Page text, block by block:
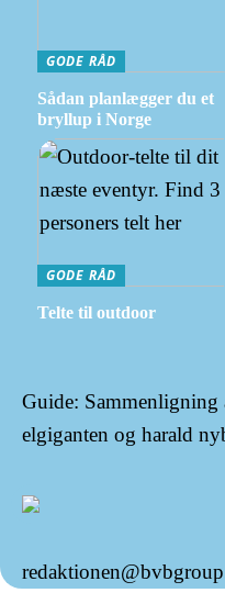
GODE RÅD
Sådan planlægger du et
bryllup i Norge
GODE RÅD
Telte til outdoor
Guide: Sammenligning
elgiganten og harald